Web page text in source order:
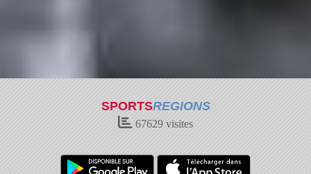
SPORTSREGIONS
67629 visites